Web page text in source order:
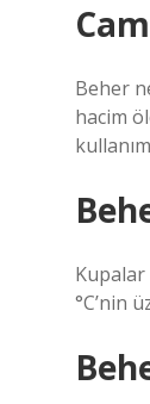
Beher
hacim
Kupalar
°C’nin